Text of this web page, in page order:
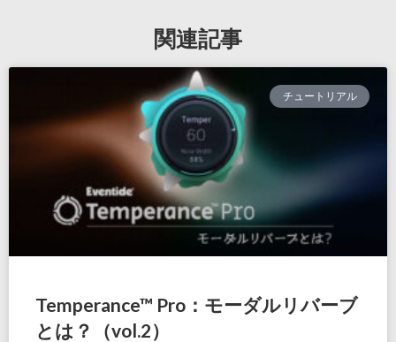
関連記事
チュートリアル
Temperance™ Pro：モーダルリバーブ
とは？（vol.2）